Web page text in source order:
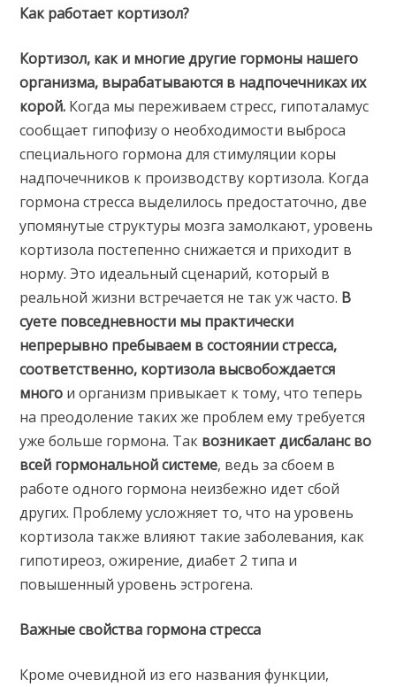
Как работает кортизол?
Кортизол, как и многие другие гормоны нашего
организма, вырабатываются в надпочечниках их
корой. Когда мы переживаем стресс, гипоталамус
сообщает гипофизу о необходимости выброса
специального гормона для стимуляции коры
надпочечников к производству кортизола. Когда
гормона стресса выделилось предостаточно, две
упомянутые структуры мозга замолкают, уровень
кортизола постепенно снижается и приходит в
норму. Это идеальный сценарий, который в
реальной жизни встречается не так уж часто. В
суете повседневности мы практически
непрерывно пребываем в состоянии стресса,
соответственно, кортизола высвобождается
много и организм привыкает к тому, что теперь
на преодоление таких же проблем ему требуется
уже больше гормона. Так возникает дисбаланс во
всей гормональной системе, ведь за сбоем в
работе одного гормона неизбежно идет сбой
других. Проблему усложняет то, что на уровень
кортизола также влияют такие заболевания, как
гипотиреоз, ожирение, диабет 2 типа и
повышенный уровень эстрогена.
Важные свойства гормона стресса
Кроме очевидной из его названия функции,